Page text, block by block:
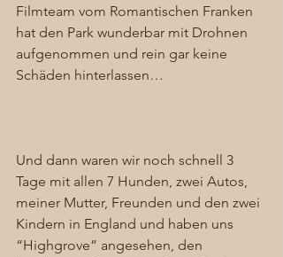
Filmteam vom Romantischen Franken
hat den Park wunderbar mit Drohnen
aufgenommen und rein gar keine
Schäden hinterlassen…
Und dann waren wir noch schnell 3
Tage mit allen 7 Hunden, zwei Autos,
meiner Mutter, Freunden und den zwei
Kindern in England und haben uns
“Highgrove” angesehen, den